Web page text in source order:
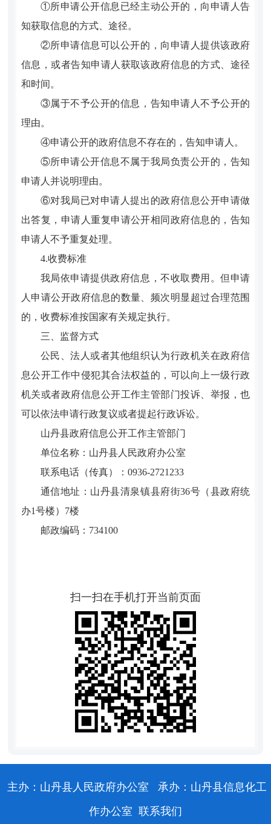
①所申请公开信息已经主动公开的，向申请人告
知获取信息的方式、途径。
②所申请信息可以公开的，向申请人提供该政府
信息，或者告知申请人获取该政府信息的方式、途径
和时间。
③属于不予公开的信息，告知申请人不予公开的
理由。
④申请公开的政府信息不存在的，告知申请人。
⑤所申请公开信息不属于我局负责公开的，告知
申请人并说明理由。
⑥对我局已对申请人提出的政府信息公开申请做
出答复，申请人重复申请公开相同政府信息的，告知
申请人不予重复处理。
4.收费标准
我局依申请提供政府信息，不收取费用。但申请
人申请公开政府信息的数量、频次明显超过合理范围
的，收费标准按国家有关规定执行。
三、监督方式
公民、法人或者其他组织认为行政机关在政府信
息公开工作中侵犯其合法权益的，可以向上一级行政
机关或者政府信息公开工作主管部门投诉、举报，也
可以依法申请行政复议或者提起行政诉讼。
山丹县政府信息公开工作主管部门
单位名称：山丹县人民政府办公室
联系电话（传真）：0936-2721233
通信地址： 山丹县清泉镇县府街36号（县政府统
办1号楼）7楼
邮政编码：734100
扫一扫在手机打开当前页面
主办：山丹县人民政府办公室
承办：山丹县信息化工
作办公室 联系我们